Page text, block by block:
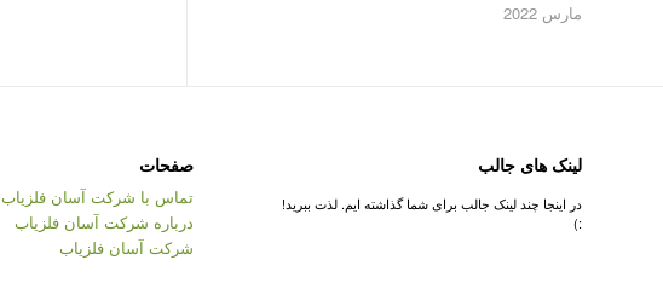
مارس 2022
لینک های جالب
در اینجا چند لینک جالب برای شما گذاشته ایم. لذت ببرید!
:)
صفحات
تماس با شرکت آسان فلزیاب
درباره شرکت آسان فلزیاب
شرکت آسان فلزیاب